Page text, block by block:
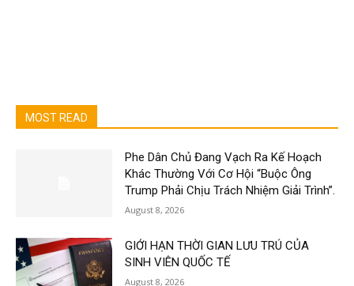
MOST READ
Phe Dân Chủ Đang Vạch Ra Kế Hoạch
Khác Thường Với Cơ Hội “Buộc Ông
Trump Phải Chịu Trách Nhiệm Giải Trình”.
August 8, 2026
GIỚI HẠN THỜI GIAN LƯU TRÚ CỦA
SINH VIÊN QUỐC TẾ
August 8, 2026